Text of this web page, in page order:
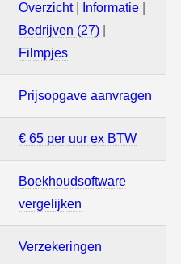
Overzicht| Informatie
Bedrijven (27)
Filmpjes
Prijsopgave aanvragen
€ 65 per uur ex BTW
Boekhoudsoftware
vergelijken
Verzekeringen